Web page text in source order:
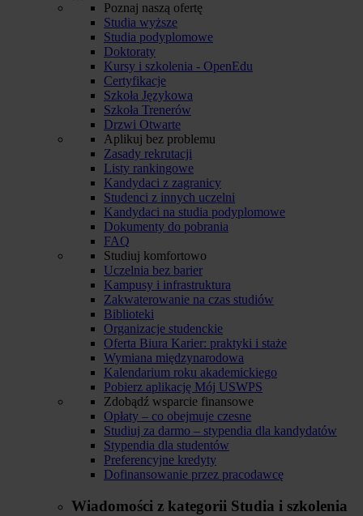
Poznaj naszą ofertę
Studia wyższe
Studia podyplomowe
Doktoraty
Kursy i szkolenia - OpenEdu
Certyfikacje
Szkoła Językowa
Szkoła Trenerów
Drzwi Otwarte
Aplikuj bez problemu
Zasady rekrutacji
Listy rankingowe
Kandydaci z zagranicy
Studenci z innych uczelni
Kandydaci na studia podyplomowe
Dokumenty do pobrania
FAQ
Studiuj komfortowo
Uczelnia bez barier
Kampusy i infrastruktura
Zakwaterowanie na czas studiów
Biblioteki
Organizacje studenckie
Oferta Biura Karier: praktyki i staże
Wymiana międzynarodowa
Kalendarium roku akademickiego
Pobierz aplikację Mój USWPS
Zdobądź wsparcie finansowe
Opłaty – co obejmuje czesne
Studiuj za darmo – stypendia dla kandydatów
Stypendia dla studentów
Preferencyjne kredyty
Dofinansowanie przez pracodawcę
Wiadomości z kategorii Studia i szkolenia